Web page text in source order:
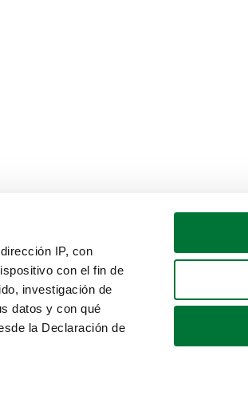
IP, con
con el fin de
investigación de
datos y con qué
la Declaración de